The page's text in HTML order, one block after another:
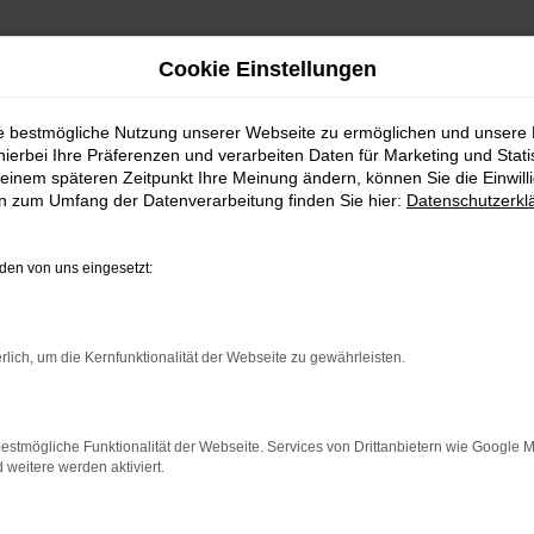
und kaufen
in Landshut
Neuwagen für Landshut
sich als Sparmodell im positivsten Sinne des Wortes. Woran
Wenn Sie diese Wahl für Ihre Mobilität in Landshut
sprechen? Das hat mit der Verkaufspolitik der
beliebigen anderen Ort umgehen lassen.
Cookie Einstellungen
bestmögliche Nutzung unserer Webseite zu ermöglichen und unsere
Ihre Präferenzen und verarbeiten Daten für Marketing und
späteren Zeitpunkt Ihre Meinung ändern, können Sie die
zum Umfang der Datenverarbeitung finden Sie hier:
von uns eingesetzt:
um die Kernfunktionalität der Webseite zu gewährleisten.
Funktionalität der Webseite. Services von Drittanbietern wie Google
weitere werden aktiviert.